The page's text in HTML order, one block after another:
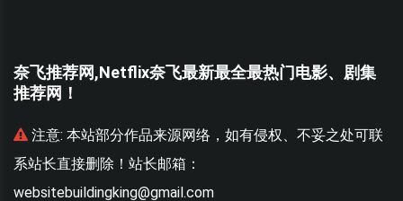
奈飞推荐网,Netflix奈飞最新最全最热门电影、剧集
推荐网！
注意: 本站部分作品来源网络，如有侵权、不妥之处可联
系站长直接删除！站长邮箱：
websitebuildingking@gmail.com